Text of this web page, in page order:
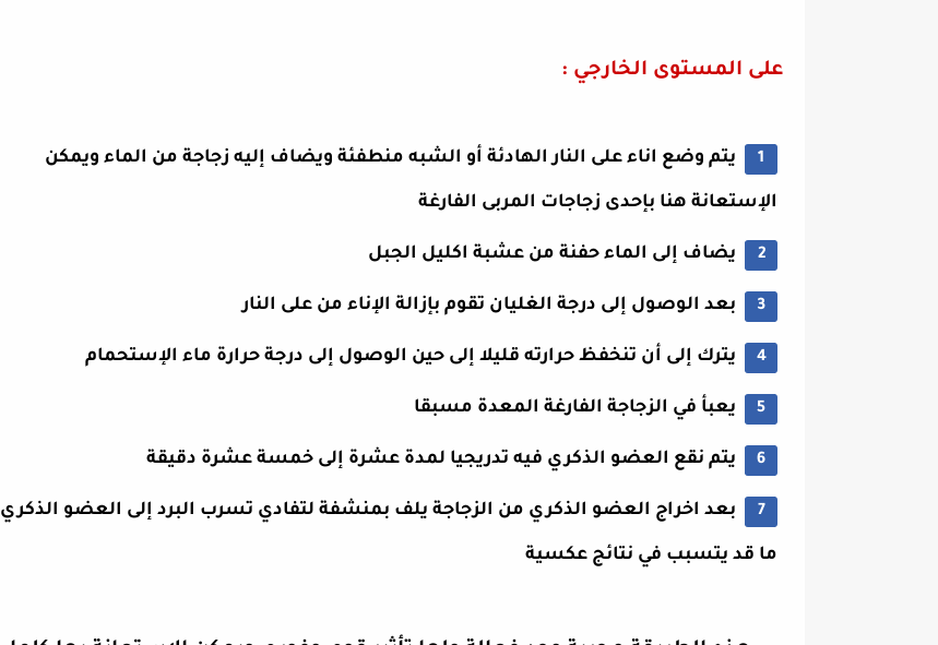
على المستوى الخارجي :
يتم وضع اناء على النار الهادئة أو الشبه منطفئة ويضاف إليه زجاجة من الماء ويمكن
الإستعانة هنا بإحدى زجاجات المربى الفارغة
يضاف إلى الماء حفنة من عشبة اكليل الجبل
بعد الوصول إلى درجة الغليان تقوم بإزالة الإناء من على النار
يترك إلى أن تنخفظ حرارته قليلا إلى حين الوصول إلى درجة حرارة ماء الإستحمام
يعبأ في الزجاجة الفارغة المعدة مسبقا
يتم نقع العضو الذكري فيه تدريجيا لمدة عشرة إلى خمسة عشرة دقيقة
بعد اخراج العضو الذكري من الزجاجة يلف بمنشفة لتفادي تسرب البرد إلى العضو الذكري
ما قد يتسبب في نتائج عكسية